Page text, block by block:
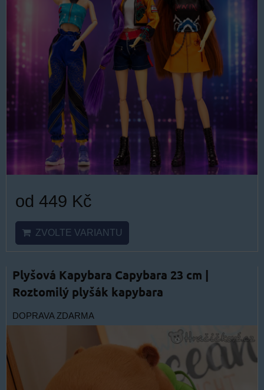
od 449 Kč
ZVOLTE VARIANTU
Plyšová Kapybara Capybara 23 cm |
Roztomilý plyšák kapybara
DOPRAVA ZDARMA